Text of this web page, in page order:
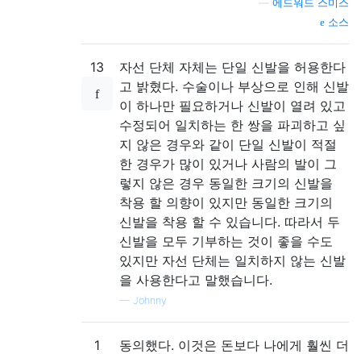
에드워드 스미스
소스
13
자선 단체 자체는 단일 신발을 허용한다
고 밝혔다. 수술이나 부상으로 인해 신발
이 하나만 필요하거나 신발이 열려 있고
수정되어 일치하는 한 쌍을 파괴하고 싶
지 않은 경우와 같이 단일 신발이 적절
한 경우가 많이 있거나 사람의 발이 그
렇지 않은 경우 동일한 크기의 신발을
착용 할 의향이 있지만 동일한 크기의
신발을 착용 할 수 있습니다. 따라서 두
신발을 모두 기부하는 것이 좋을 수도
있지만 자선 단체는 일치하지 않는 신발
을 사용한다고 말했습니다.
— Johnny
1
동의했다. 이것은 돈보다 나에게 훨씬 더